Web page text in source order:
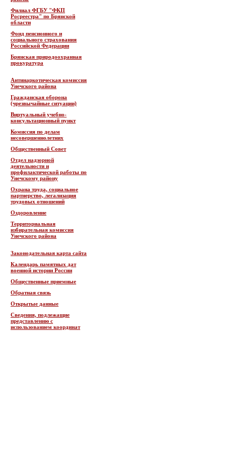
Филиал ФГБУ "ФКП
Росреестра" по Брянской
области
Фонд пенсионного и
социального страхования
Российской Федерации
Брянская природоохранная
прокуратура
Антинаркотическая комиссия
Унечского района
Гражданская оборона
(чрезвычайные ситуации)
Виртуальный учебно-
консультационный пункт
Комиссия по делам
несовершеннолетних
Общественный Совет
Отдел надзорной
деятельности и
профилактической работы по
Унечскому району
Охрана труда, социальное
партнерство, легализация
трудовых отношений
Оздоровление
Территориальная
избирательная комиссия
Унечского района
Законодательная карта сайта
Календарь памятных дат
военной истории России
Общественные приемные
Обратная связь
Открытые данные
Сведения, подлежащие
представлению с
использованием координат